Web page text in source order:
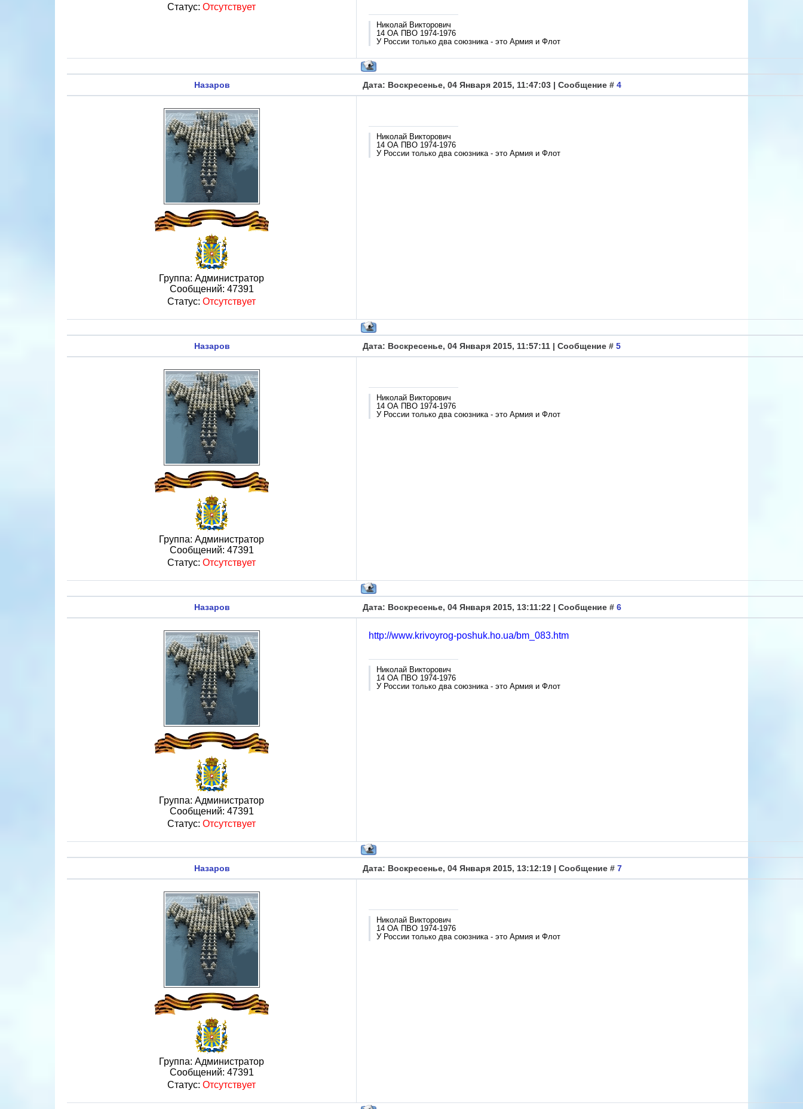
Статус: Отсутствует
Николай Викторович
14 ОА ПВО 1974-1976
У России только два союзника - это Армия и Флот
Назаров Дата: Воскресенье, 04 Января 2015, 11:47:03 | Сообщение # 4
Группа: Администратор
Сообщений: 47391
Статус: Отсутствует
Николай Викторович
14 ОА ПВО 1974-1976
У России только два союзника - это Армия и Флот
Назаров Дата: Воскресенье, 04 Января 2015, 11:57:11 | Сообщение # 5
Группа: Администратор
Сообщений: 47391
Статус: Отсутствует
Николай Викторович
14 ОА ПВО 1974-1976
У России только два союзника - это Армия и Флот
Назаров Дата: Воскресенье, 04 Января 2015, 13:11:22 | Сообщение # 6
Группа: Администратор
Сообщений: 47391
Статус: Отсутствует
http://www.krivoyrog-poshuk.ho.ua/bm_083.htm
Николай Викторович
14 ОА ПВО 1974-1976
У России только два союзника - это Армия и Флот
Назаров Дата: Воскресенье, 04 Января 2015, 13:12:19 | Сообщение # 7
Группа: Администратор
Сообщений: 47391
Статус: Отсутствует
Николай Викторович
14 ОА ПВО 1974-1976
У России только два союзника - это Армия и Флот